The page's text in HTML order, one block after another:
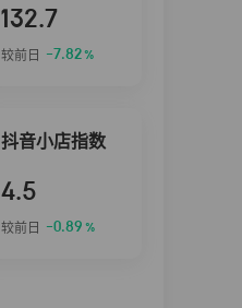
132.7
较前日 -7.82%
抖音小店指数
4.5
较前日 -0.89 %